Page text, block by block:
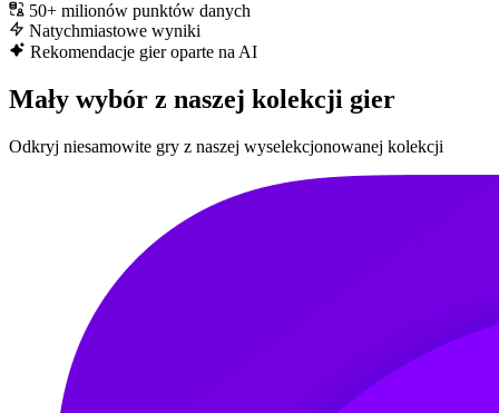
50+ milionów punktów danych
Natychmiastowe wyniki
Rekomendacje gier oparte na AI
Mały wybór z naszej kolekcji gier
Odkryj niesamowite gry z naszej wyselekcjonowanej kolekcji